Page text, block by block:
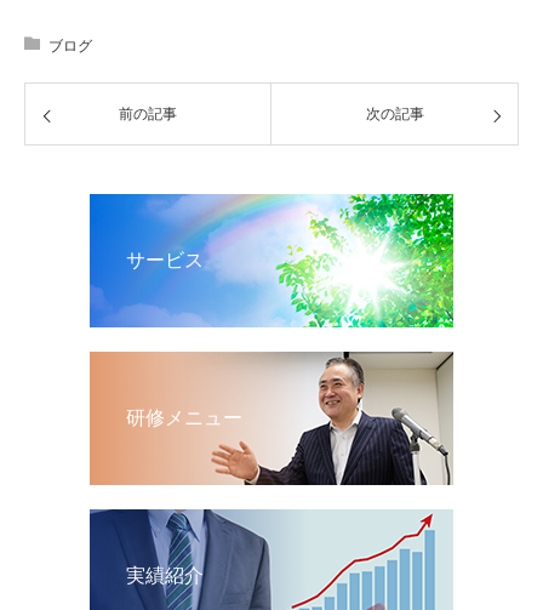
ブログ
前の記事 次の記事
サービス
研修メニュー
実績紹介